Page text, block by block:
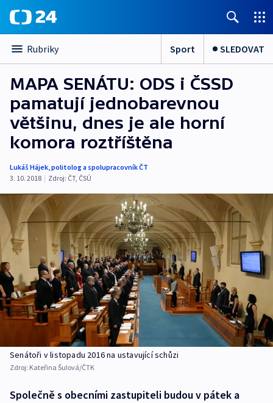
Rubriky Sport SLEDOVAT
MAPA SENÁTU: ODS i ČSSD
pamatují jednobarevnou
většinu, dnes je ale horní
komora roztříštěna
Lukáš Hájek,politolog a spolupracovník ČT
3. 10. 2018 | Zdroj: ČT, ČSÚ
Senátoři v listopadu 2016 na ustavující schůzi
Zdroj: Kateřina Šulová/ČTK
Společně s obecními zastupiteli budou v pátek a